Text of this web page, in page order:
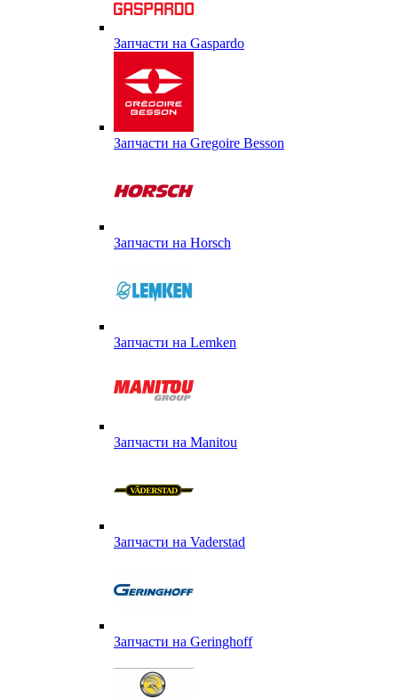
Запчасти на Gaspardo
Запчасти на Gregoire Besson
Запчасти на Horsch
Запчасти на Lemken
Запчасти на Manitou
Запчасти на Vaderstad
Запчасти на Geringhoff